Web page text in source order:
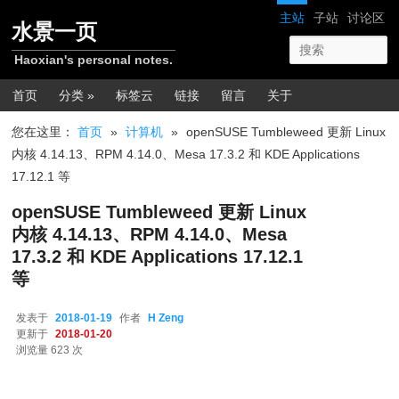
网站导航
主站 子站 讨论区
水景一页
Haoxian's personal notes.
主菜单
首页 分类 » 标签云 链接 留言 关于
您在这里：首页 » 计算机 » openSUSE Tumbleweed 更新 Linux
内核 4.14.13、RPM 4.14.0、Mesa 17.3.2 和 KDE Applications
17.12.1 等
openSUSE Tumbleweed 更新 Linux
内核 4.14.13、RPM 4.14.0、Mesa
17.3.2 和 KDE Applications 17.12.1
等
发表于 2018-01-19 作者
H Zeng
更新于
2018-01-20
浏览量 623 次